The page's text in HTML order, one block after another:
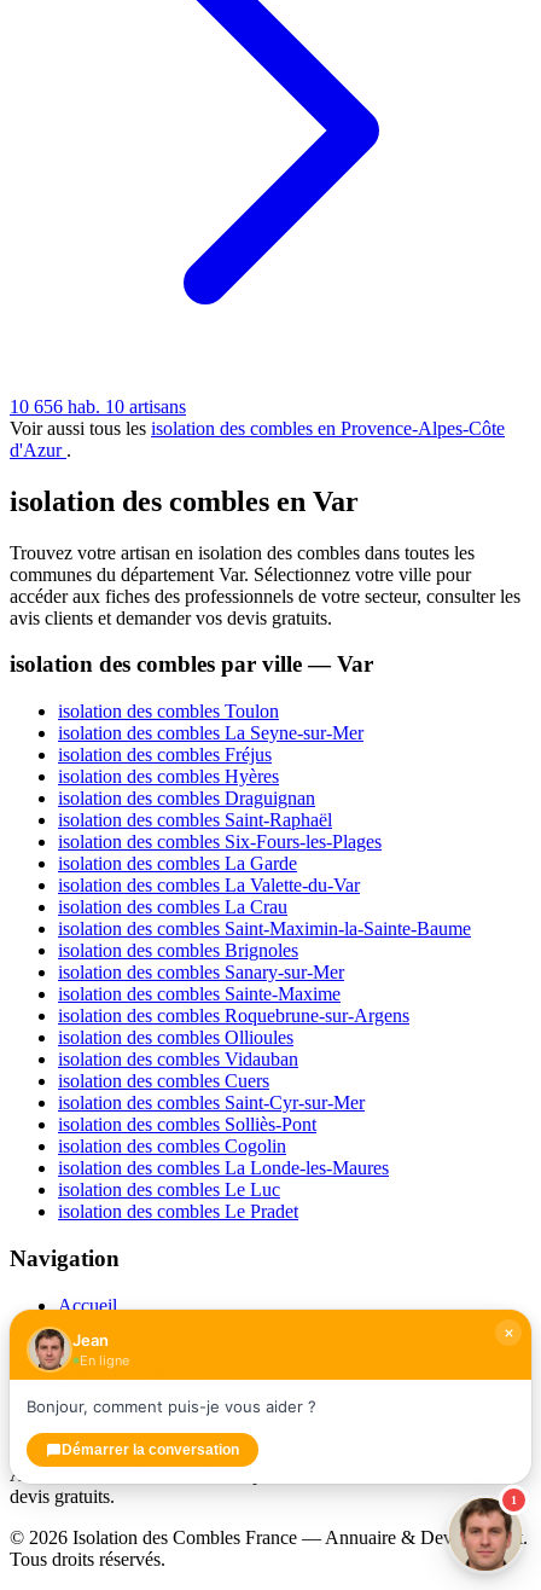
10 656 hab. 10 artisans
Voir aussi tous les isolation des combles en Provence-Alpes-Côte
d'Azur .
isolation des combles en Var
Trouvez votre artisan en isolation des combles dans toutes les
communes du département Var. Sélectionnez votre ville pour
accéder aux fiches des professionnels de votre secteur, consulter les
avis clients et demander vos devis gratuits.
isolation des combles par ville — Var
isolation des combles Toulon
isolation des combles La Seyne-sur-Mer
isolation des combles Fréjus
isolation des combles Hyères
isolation des combles Draguignan
isolation des combles Saint-Raphaël
isolation des combles Six-Fours-les-Plages
isolation des combles La Garde
isolation des combles La Valette-du-Var
isolation des combles La Crau
isolation des combles Saint-Maximin-la-Sainte-Baume
isolation des combles Brignoles
isolation des combles Sanary-sur-Mer
isolation des combles Sainte-Maxime
isolation des combles Roquebrune-sur-Argens
isolation des combles Ollioules
isolation des combles Vidauban
isolation des combles Cuers
isolation des combles Saint-Cyr-sur-Mer
isolation des combles Solliès-Pont
isolation des combles Cogolin
isolation des combles La Londe-les-Maures
isolation des combles Le Luc
isolation des combles Le Pradet
Navigation
Accueil
isolation des combles en Provence-Alpes-Côte d'Azur
Contact
Mentions légales
Isolation des Combles France — Annuaire & Devis Gratuit
Annuaire isolation des combles partout en France. Avis vérifiés,
devis gratuits.
© 2026 Isolation des Combles France — Annuaire & Devis Gratuit.
Tous droits réservés.
1
Jean
En ligne
Bonjour, comment puis-je vous aider ?
Démarrer la conversation